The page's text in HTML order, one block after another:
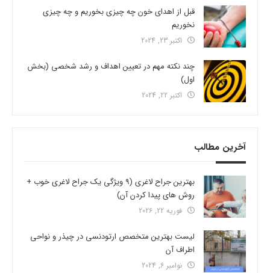
قبل از اهدای خون چه چیزی بخوریم و چه چیزی
نخوریم
اکتبر 23, 2024
چند نکته مهم در تعیین اهداف و رشد شخصی (بخش
اول)
اکتبر 22, 2024
آخرین مطالب
بهترین جراح لاغری (9 ویژگی یک جراح لاغری خوب +
روش های پیدا کردن آن)
فوریه 22, 2026
لیست بهترین متخصص ارتودنسی در چیذر و نواحی
اطراف آن
نوامبر 6, 2024